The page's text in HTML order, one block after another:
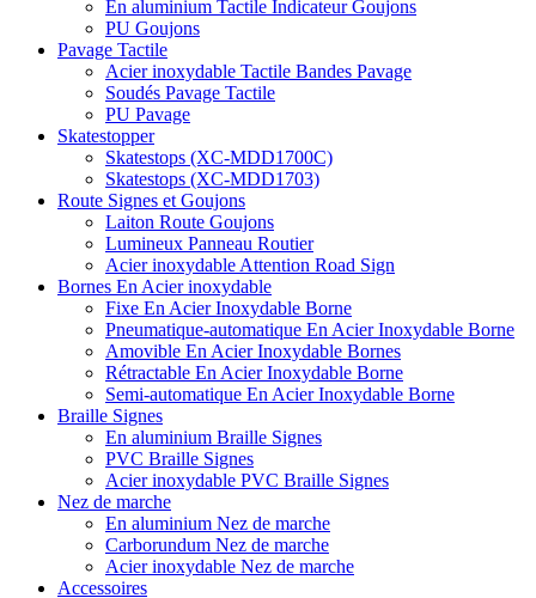
En aluminium Tactile Indicateur Goujons
PU Goujons
Pavage Tactile
Acier inoxydable Tactile Bandes Pavage
Soudés Pavage Tactile
PU Pavage
Skatestopper
Skatestops (XC-MDD1700C)
Skatestops (XC-MDD1703)
Route Signes et Goujons
Laiton Route Goujons
Lumineux Panneau Routier
Acier inoxydable Attention Road Sign
Bornes En Acier inoxydable
Fixe En Acier Inoxydable Borne
Pneumatique-automatique En Acier Inoxydable Borne
Amovible En Acier Inoxydable Bornes
Rétractable En Acier Inoxydable Borne
Semi-automatique En Acier Inoxydable Borne
Braille Signes
En aluminium Braille Signes
PVC Braille Signes
Acier inoxydable PVC Braille Signes
Nez de marche
En aluminium Nez de marche
Carborundum Nez de marche
Acier inoxydable Nez de marche
Accessoires